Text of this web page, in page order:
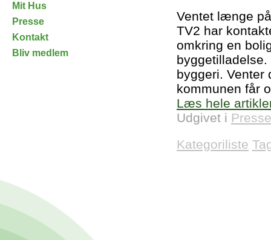
Mit Hus
Presse
Kontakt
Bliv medlem
Ventet længe
TV2 har
omkring en
byggeri. Venter
kommunen får
Læs hele
Udgivet i
Kategoriliste